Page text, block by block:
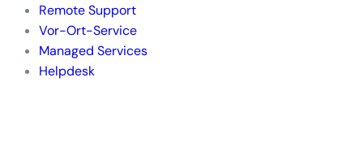
Remote Support
Vor-Ort-Service
Managed Services
Helpdesk